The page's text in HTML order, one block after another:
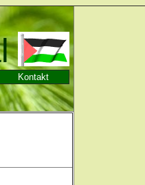
Kontakt